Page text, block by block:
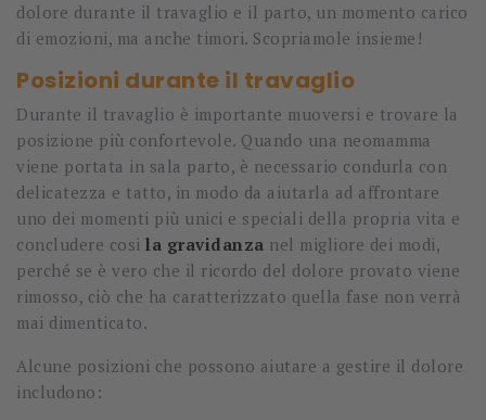
dolore durante il travaglio e il parto, un momento carico
di emozioni, ma anche timori. Scopriamole insieme!
Posizioni durante il travaglio
Durante il travaglio è importante muoversi e trovare la
posizione più confortevole. Quando una neomamma
viene portata in sala parto, è necessario condurla con
delicatezza e tatto, in modo da aiutarla ad affrontare
uno dei momenti più unici e speciali della propria vita e
concludere cosi la gravidanza nel migliore dei modi,
perché se è vero che il ricordo del dolore provato viene
rimosso, ciò che ha caratterizzato quella fase non verrà
mai dimenticato.
Alcune posizioni che possono aiutare a gestire il dolore
includono: